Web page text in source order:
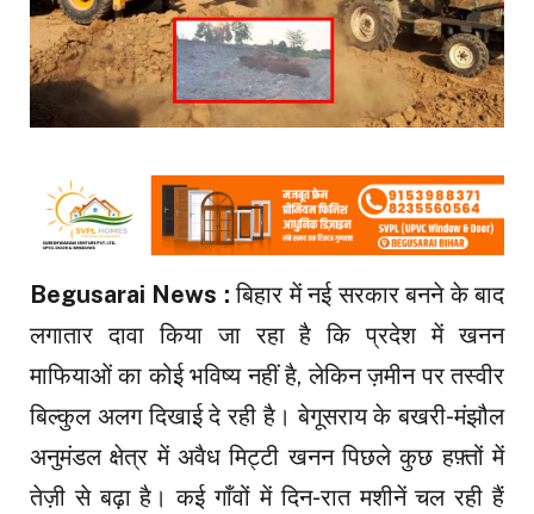
Begusarai News :बिहार में नई सरकार बनने के बाद
लगातार दावा किया जा रहा है कि प्रदेश में खनन
माफियाओं का कोई भविष्य नहीं है, लेकिन ज़मीन पर तस्वीर
बिल्कुल अलग दिखाई दे रही है। बेगूसराय के बखरी-मंझौल
अनुमंडल क्षेत्र में अवैध मिट्टी खनन पिछले कुछ हफ़्तों में
तेज़ी से बढ़ा है। कई गाँवों में दिन-रात मशीनें चल रही हैं